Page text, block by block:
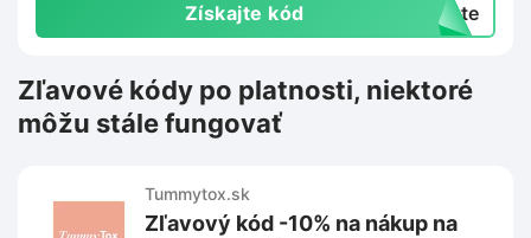
Získajte kód exte
Zľavové kódy po platnosti, niektoré
môžu stále fungovať
Tummytox.sk
Zľavový kód -10% na nákup na